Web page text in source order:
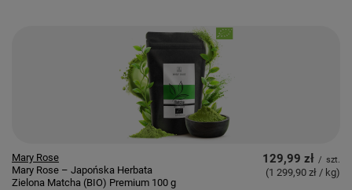
Mary Rose
Mary Rose – Japońska Herbata
Zielona Matcha (BIO) Premium 100 g
129,99 zł / szt.
(1 299,90 zł / kg)